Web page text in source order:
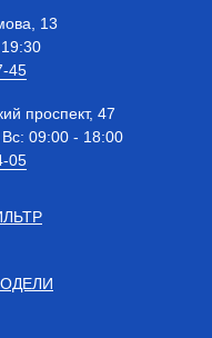
проспект, 47
09:00 - 18:00
05
13
45